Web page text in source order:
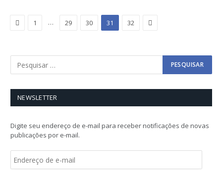
Previous
1 … 29 30 31 32 Next
NEWSLETTER
Digite seu endereço de e-mail para receber notificações de novas
publicações por e-mail.